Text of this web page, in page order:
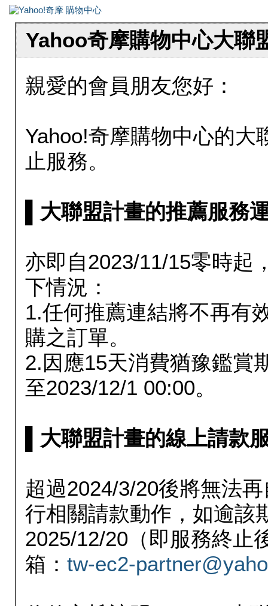
Yahoo奇摩購物中心大聯
親愛的會員朋友您好：
Yahoo!奇摩購物中心的大
止服務。
▌大聯盟計畫的推薦服務
亦即自2023/11/15零時起
下情況：
1.任何推薦連結將不再有
購之訂單。
2.因應15天消費猶豫鑑賞
至2023/12/1 00:00。
▌大聯盟計畫的線上請款
超過2024/3/20後將無法
行相關請款動作，如逾該
2025/12/20（即服務終止
箱： tw-ec2-